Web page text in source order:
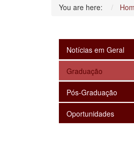
You are here:
Notícias em Geral
Graduação
Pós-Graduação
Oportunidades